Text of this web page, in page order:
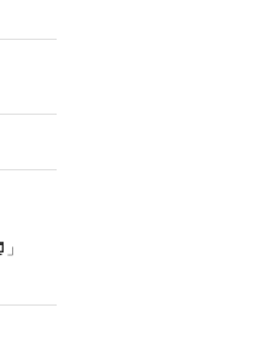
」